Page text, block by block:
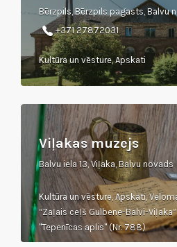
Bērzpils, Bērzpils pagasts, Balvu
+371 27872031
Kultūra un vēsture, Apskati
Viļakas muzejs
Balvu iela 13, Viļaka, Balvu novads
Kultūra un vēsture, Apskati,
“Zaļais ceļš Gulbene-Balvi-
"Tepenīcas aplis" (Nr. 788)